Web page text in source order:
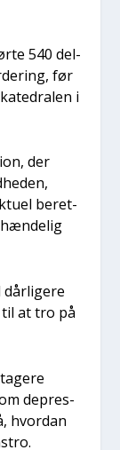
540 del­
før
i
der
beret­
dår­li­ge­re
at tro på
depres­
hvor­dan